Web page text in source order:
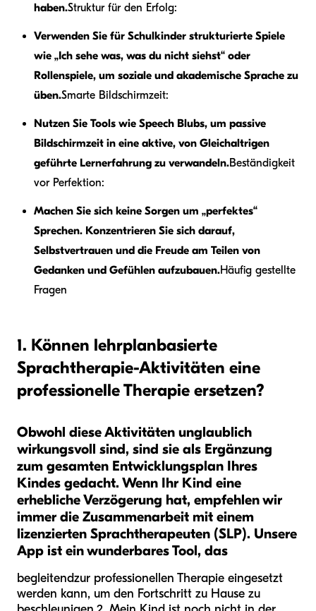
haben.Struktur für den Erfolg:
Verwenden Sie für Schulkinder strukturierte Spiele
wie „Ich sehe was, was du nicht siehst“ oder
Rollenspiele, um soziale und akademische Sprache zu
üben.Smarte Bildschirmzeit:
Nutzen Sie Tools wie Speech Blubs, um passive
Bildschirmzeit in eine aktive, von Gleichaltrigen
geführte Lernerfahrung zu verwandeln.Beständigkeit
vor Perfektion:
Machen Sie sich keine Sorgen um „perfektes“
Sprechen. Konzentrieren Sie sich darauf,
Selbstvertrauen und die Freude am Teilen von
Gedanken und Gefühlen aufzubauen.Häufig gestellte
Fragen
1. Können lehrplanbasierte
Sprachtherapie-Aktivitäten eine
professionelle Therapie ersetzen?
Obwohl diese Aktivitäten unglaublich
wirkungsvoll sind, sind sie als Ergänzung
zum gesamten Entwicklungsplan Ihres
Kindes gedacht. Wenn Ihr Kind eine
erhebliche Verzögerung hat, empfehlen wir
immer die Zusammenarbeit mit einem
lizenzierten Sprachtherapeuten (SLP). Unsere
App ist ein wunderbares Tool, das
begleitendzur professionellen Therapie eingesetzt
werden kann, um den Fortschritt zu Hause zu